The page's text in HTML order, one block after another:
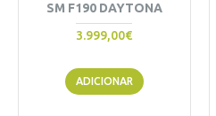
SM F190 DAYTONA
3.999,00€
ADICIONAR